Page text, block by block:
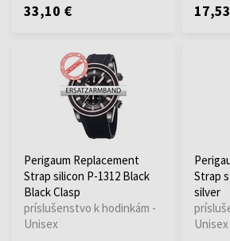
33,10 €
Perigaum Replacement
Strap silicon P-1312 Black
Black Clasp
príslušenstvo k hodinkám -
Unisex
Strap
silver
Unisex